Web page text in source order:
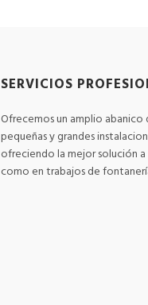
SERVICIOS
Ofrecemos un amplio abanico
pequeñas y grandes
ofreciendo la mejor solución
como en trabajos de